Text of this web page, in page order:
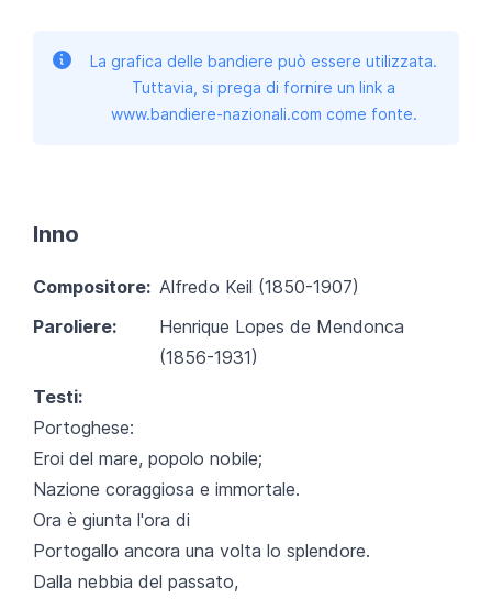
La grafica delle bandiere può essere utilizzata.
Tuttavia, si prega di fornire un link a
www.bandiere-nazionali.com come fonte.
Inno
Compositore: Alfredo Keil (1850-1907)
Paroliere:
Henrique Lopes de Mendonca
(1856-1931)
Testi:
Portoghese:
Eroi del mare, popolo nobile;
Nazione coraggiosa e immortale.
Ora è giunta l'ora di
Portogallo ancora una volta lo splendore.
Dalla nebbia del passato,